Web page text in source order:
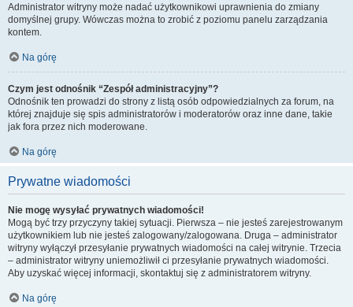
Administrator witryny może nadać użytkownikowi uprawnienia do zmiany
domyślnej grupy. Wówczas można to zrobić z poziomu panelu zarządzania
kontem.
Na górę
Czym jest odnośnik “Zespół administracyjny”?
Odnośnik ten prowadzi do strony z listą osób odpowiedzialnych za forum, na
której znajduje się spis administratorów i moderatorów oraz inne dane, takie
jak fora przez nich moderowane.
Na górę
Prywatne wiadomości
Nie mogę wysyłać prywatnych wiadomości!
Mogą być trzy przyczyny takiej sytuacji. Pierwsza – nie jesteś zarejestrowanym
użytkownikiem lub nie jesteś zalogowany/zalogowana. Druga – administrator
witryny wyłączył przesyłanie prywatnych wiadomości na całej witrynie. Trzecia
– administrator witryny uniemożliwił ci przesyłanie prywatnych wiadomości.
Aby uzyskać więcej informacji, skontaktuj się z administratorem witryny.
Na górę